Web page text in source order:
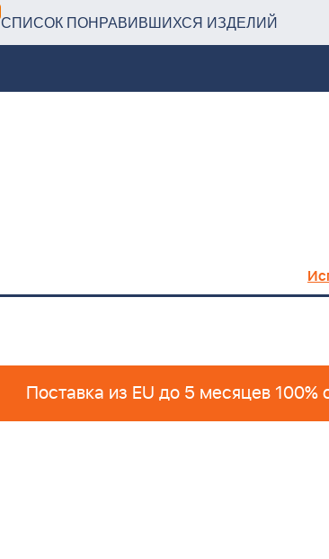
СПИСОК ПОНРАВИВШИХСЯ ИЗДЕЛИЙ
Поставка из EU до 5 месяцев 100%